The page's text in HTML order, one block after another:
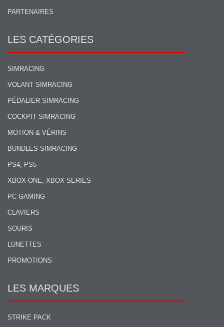
PARTENAIRES
LES CATÉGORIES
SIMRACING
VOLANT SIMRACING
PÉDALIER SIMRACING
COCKPIT SIMRACING
MOTION & VÉRINS
BUNDLES SIMRACING
PS4, PS5
XBOX ONE, XBOX SERIES
PC GAMING
CLAVIERS
SOURIS
LUNETTES
PROMOTIONS
LES MARQUES
STRIKE PACK